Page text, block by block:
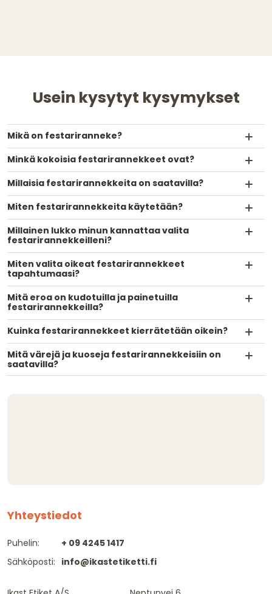
Usein kysytyt kysymykset
Mikä on festariranneke?
Minkä kokoisia festarirannekkeet ovat?
Millaisia festarirannekkeita on saatavilla?
Miten festarirannekkeita käytetään?
Millainen lukko minun kannattaa valita
festarirannekkeilleni?
Miten valita oikeat festarirannekkeet
tapahtumaasi?
Mitä eroa on kudotuilla ja painetuilla
festarirannekkeilla?
Kuinka festarirannekkeet kierrätetään oikein?
Mitä värejä ja kuoseja festarirannekkeisiin on
saatavilla?
Yhteystiedot
Puhelin:
Sähköposti:
+ 09 4245 1417
info@ikastetiketti.fi